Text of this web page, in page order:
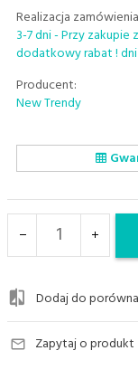
Realizacja
3-7 dni - Przy zakupie
dodatkowy rabat ! dni
Producent:
New Trendy
Dodaj do
Zapytaj o produkt